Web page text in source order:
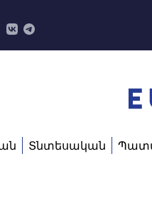
Տնտեսական